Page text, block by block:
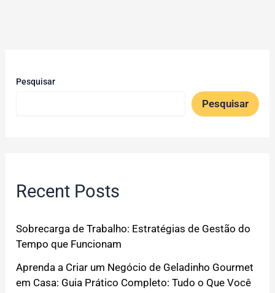
Pesquisar
Pesquisar
Recent Posts
Sobrecarga de Trabalho: Estratégias de Gestão do
Tempo que Funcionam
Aprenda a Criar um Negócio de Geladinho Gourmet
em Casa: Guia Prático Completo: Tudo o Que Você